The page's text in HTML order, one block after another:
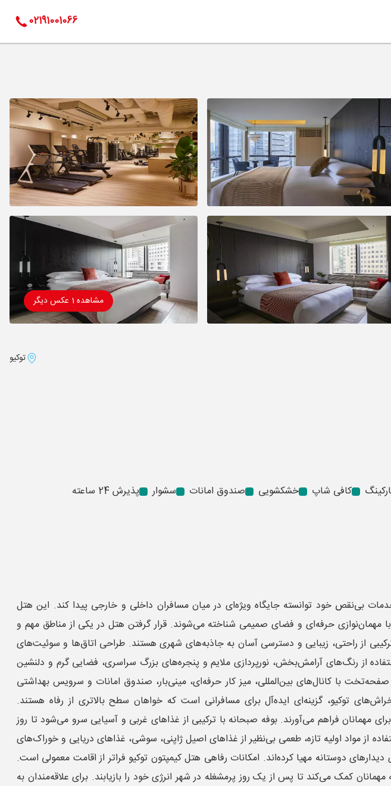
02191001066
مشاهده 1 عکس دیگر
توکیو
کافی شاپ خشکشویی صندوق امانات سشوار
پذیرش 24 ساعته
بی‌نقص خود توانسته جایگاه ویژه‌ای در میان مسافران داخلی و خارجی پیدا کند. این هتل
حرفه‌ای و فضای صمیمی شناخته می‌شوند. قرار گرفتن هتل در یکی از مناطق مهم و
ترکیبی از راحتی، زیبایی و دسترسی آسان به جاذبه‌های شهری هستند. طراحی اتاق‌ها و سوئیت‌های
از رنگ‌های آرامش‌بخش، نورپردازی ملایم و پنجره‌های بزرگ سراسری، فضایی گرم و دلنشین
با کانال‌های بین‌المللی، میز کار حرفه‌ای، مینی‌بار، صندوق امانات و سرویس بهداشتی
توکیو، گزینه‌ای ایده‌آل برای مسافرانی است که خواهان سطح بالاتری از رفاه هستند.
مهمانان فراهم می‌آورند. بوفه صبحانه با ترکیبی از غذاهای غربی و آسیایی سرو می‌شود تا روز
از مواد اولیه تازه، طعمی بی‌نظیر از غذاهای اصیل ژاپنی، سوشی، غذاهای دریایی و خوراک‌های
دوستانه مهیا کرده‌اند. امکانات رفاهی هتل کیمپتون توکیو فراتر از اقامت معمولی است.
کمک می‌کند تا پس از یک روز پرمشغله در شهر انرژی خود را بازیابند. برای علاقه‌مندان به